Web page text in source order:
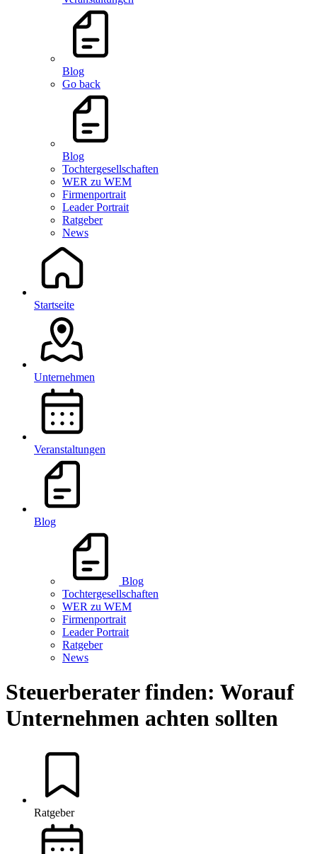
Blog
Go back
Blog
Tochtergesellschaften
WER zu WEM
Firmenportrait
Leader Portrait
Ratgeber
News
Startseite
Unternehmen
Veranstaltungen
Blog
Blog
Tochtergesellschaften
WER zu WEM
Firmenportrait
Leader Portrait
Ratgeber
News
Steuerberater finden: Worauf
Unternehmen achten sollten
Ratgeber